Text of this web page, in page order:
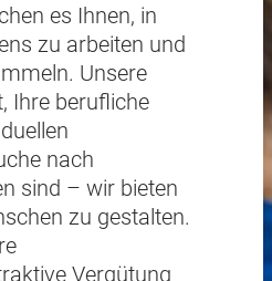
es Ihnen, in
zu arbeiten und
Unsere
Ihre berufliche
nach
sind – wir bieten
zu gestalten.
Vergütung